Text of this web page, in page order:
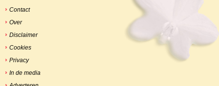
Contact
Over
Disclaimer
Cookies
Privacy
In de media